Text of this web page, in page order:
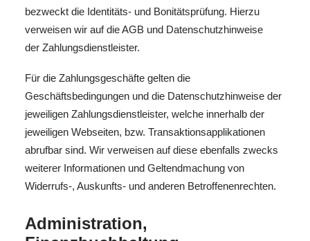
bezweckt die Identitäts- und Bonitätsprüfung. Hierzu
verweisen wir auf die AGB und Datenschutzhinweise
der Zahlungsdienstleister.
Für die Zahlungsgeschäfte gelten die
Geschäftsbedingungen und die Datenschutzhinweise der
jeweiligen Zahlungsdienstleister, welche innerhalb der
jeweiligen Webseiten, bzw. Transaktionsapplikationen
abrufbar sind. Wir verweisen auf diese ebenfalls zwecks
weiterer Informationen und Geltendmachung von
Widerrufs-, Auskunfts- und anderen Betroffenenrechten.
Administration,